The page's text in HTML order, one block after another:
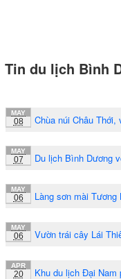
Tin du lịch Bình
MAY
08 Chùa núi Châu
MAY
07 Du lịch Bình Dương
MAY
06 Làng sơn mài
MAY
06 Vườn trái cây Lái
APR
20 Khu du lịch Đại Nam